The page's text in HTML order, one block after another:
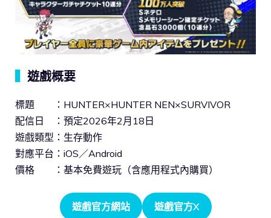
遊戲概要
標題 ：HUNTER×HUNTER NEN×SURVIVOR
配信日 ：預定2026年2月18日
遊戲類型：生存動作
對應平台：iOS／Android
價格 ：基本免費遊玩（含應用程式內購買）
遊戲官方網站 遊戲官方X